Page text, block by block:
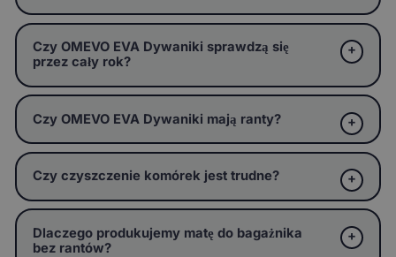
Czy OMEVO EVA Dywaniki sprawdzą się
przez cały rok?
Czy OMEVO EVA Dywaniki mają ranty?
Czy czyszczenie komórek jest trudne?
Dlaczego produkujemy matę do bagażnika
bez rantów?